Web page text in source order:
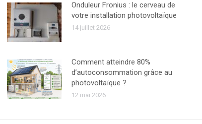
Onduleur Fronius : le cerveau de
votre installation photovoltaïque
14 juillet 2026
Comment atteindre 80%
d’autoconsommation grâce au
photovoltaïque ?
12 mai 2026